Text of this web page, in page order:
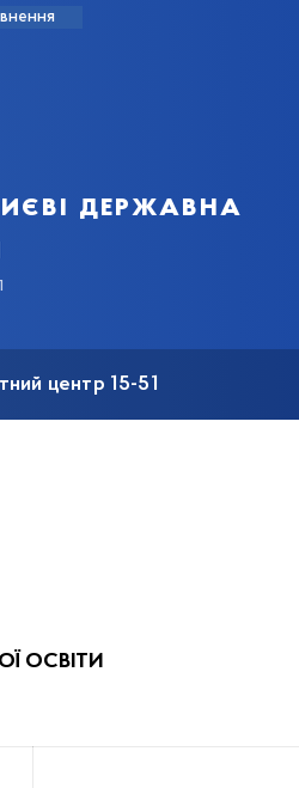
державна
центр 15-51
ОСВІТИ